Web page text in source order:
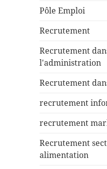
Pôle Emploi
Recrutement
Recrutement
l'administration
Recrutement
recrutement
recrutement
Recrutement
alimentation